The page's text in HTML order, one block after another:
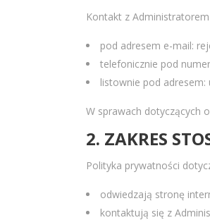
Kontakt z
pod adresem e-mail:
telefonicznie pod
listownie pod adresem:
W sprawach dotyczących
2. ZAKRES
Polityka prywatności
odwiedzają stronę
kontaktują się z